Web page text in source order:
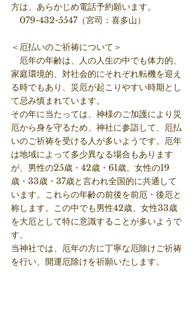
方は、あらかじめ電話予約願います。
079-432-5547（宮司：喜多山）
＜厄払いのご祈祷について＞
厄年の年齢は、人の人生の中でも体力的、
家庭環境的、対社会的にそれぞれ転機を迎え
る時でもあり、災厄が起こりやすい時期とし
て忌み慎まれています。
その年に当たっては、神様のご加護により災
厄から身を守るため、神社に参詣して、厄払
いのご祈祷を受ける人が多いようです。厄年
は地域によって多少異なる場合もあります
が、男性の25歳・42歳・61歳。女性の19
歳・33歳・37歳と言われ全国的に共通して
います。これらの年齢の前後を前厄・後厄と
称します。この中でも男性42歳、女性33歳
を大厄として特に意識することが多いようで
す。
当神社では、厄年の方に丁寧な厄除けご祈祷
を行い、開運厄除けを祈願いたします。